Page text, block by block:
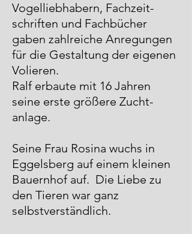
Vogelliebhabern, Fachzeit-
schriften und Fachbücher
gaben zahlreiche Anregungen
für die Gestaltung der eigenen
Volieren.
Ralf erbaute mit 16 Jahren
seine erste größere Zucht-
anlage.
Seine Frau Rosina wuchs in
Eggelsberg auf einem kleinen
Bauernhof auf. Die Liebe zu
den Tieren war ganz
selbstverständlich.